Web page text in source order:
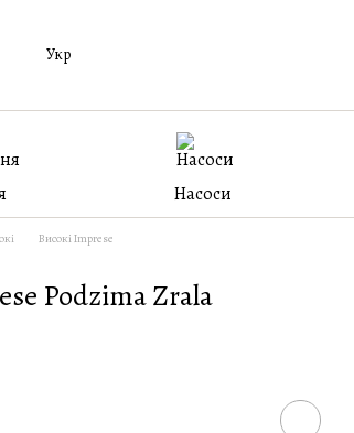
Укр
Насоси
Високі Imprese
Podzima Zrala